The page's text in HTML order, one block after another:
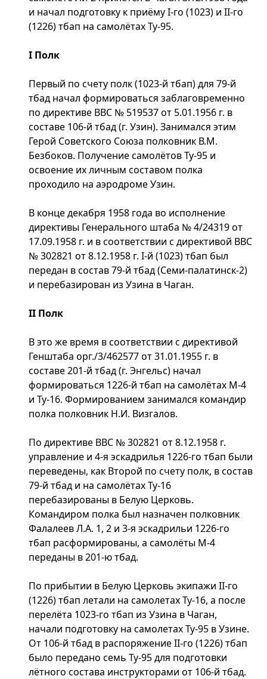
и начал подготовку к приёму I-го (1023) и II-го
(1226) тбап на самолётах Ту-95.
I Полк
Первый по счету полк (1023-й тбап) для 79-й
тбад начал формироваться заблаговременно
по директиве ВВС № 519537 от 5.01.1956 г. в
составе 106-й тбад (г. Узин). Занимался этим
Герой Советского Союза полковник В.М.
Безбоков. Получение самолётов Ту-95 и
освоение их личным составом полка
проходило на аэродроме Узин.
В конце декабря 1958 года во исполнение
директивы Генерального штаба № 4/24319 от
17.09.1958 г. и в соответствии с директивой ВВС
№ 302821 от 8.12.1958 г. I-й (1023) тбап был
передан в состав 79-й тбад (Семи-палатинск-2)
и перебазирован из Узина в Чаган.
II Полк
В это же время в соответствии с директивой
Генштаба орг./3/462577 от 31.01.1955 г. в
составе 201-й тбад (г. Энгельс) начал
формироваться 1226-й тбап на самолётах М-4
и Ту-16. Формированием занимался командир
полка полковник Н.И. Визгалов.
По директиве ВВС № 302821 от 8.12.1958 г.
управление и 4-я эскадрилья 1226-го тбап были
переведены, как Второй по счету полк, в состав
79-й тбад и на самолётах Ту-16
перебазированы в Белую Церковь.
Командиром полка был назначен полковник
Фалалеев Л.А. 1, 2 и 3-я эскадрильи 1226-го
тбап расформированы, а самолёты М-4
переданы в 201-ю тбад.
По прибытии в Белую Церковь экипажи II-го
(1226) тбап летали на самолетах Ту-16, а после
перелёта 1023-го тбап из Узина в Чаган,
начали подготовку на самолетах Ту-95 в Узине.
От 106-й тбад в распоряжение II-го (1226) тбап
было передано семь Ту-95 для подготовки
лётного состава инструкторами от 106-й тбад.